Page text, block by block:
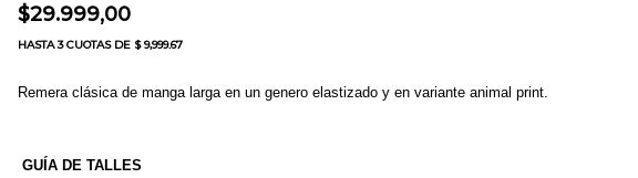
$29.999,00
HASTA3 CUOTASDE $ 9,999.67
Remera clásica de manga larga en un genero elastizado y en variante animal print.
GUÍA DE TALLES